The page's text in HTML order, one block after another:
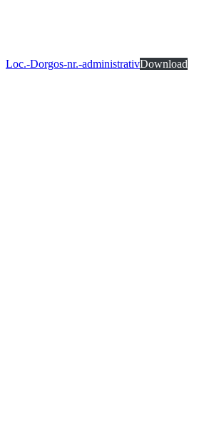
Loc.-Dorgos-nr.-administrativDownload